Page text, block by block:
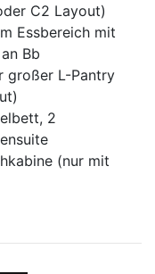
C2 Layout)
Essbereich mit
Bb
großer L-Pantry
2
(nur mit